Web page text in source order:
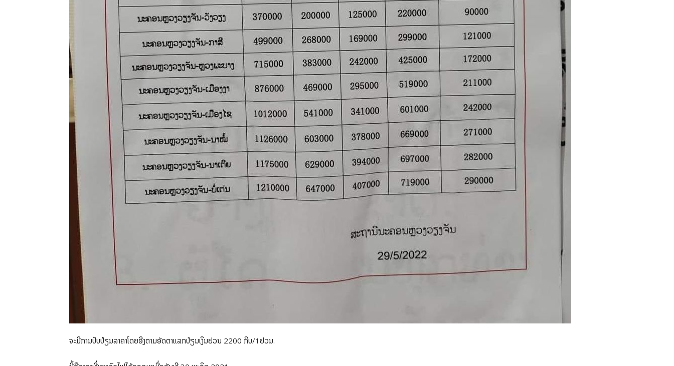
ຈະມີການປັບປ່ຽນລາຄາໂດຍອີງຕາມອັດຕາແລກປ່ຽນເງິນຢວນ 2200 ກີບ/1ຢວນ.